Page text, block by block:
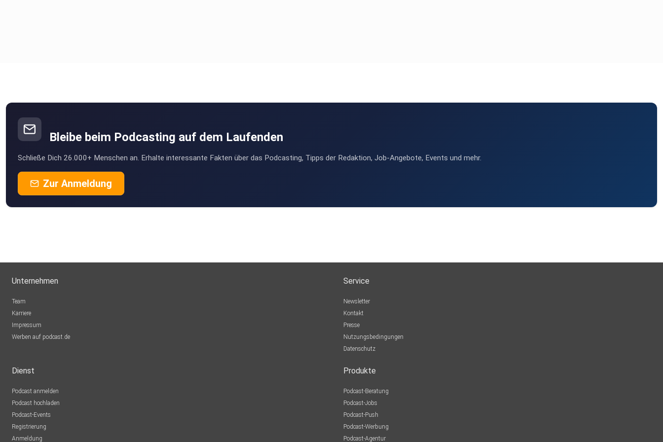
Bleibe beim Podcasting auf dem Laufenden
Schließe Dich 26.000+ Menschen an. Erhalte interessante Fakten über das Podcasting, Tipps der Redaktion, Job-Angebote, Events und mehr.
Zur Anmeldung
Unternehmen
Team
Karriere
Impressum
Werben auf podcast.de
Service
Newsletter
Kontakt
Presse
Nutzungsbedingungen
Datenschutz
Dienst
Podcast anmelden
Podcast hochladen
Podcast-Events
Registrierung
Anmeldung
Produkte
Podcast-Beratung
Podcast-Jobs
Podcast-Push
Podcast-Werbung
Podcast-Agentur